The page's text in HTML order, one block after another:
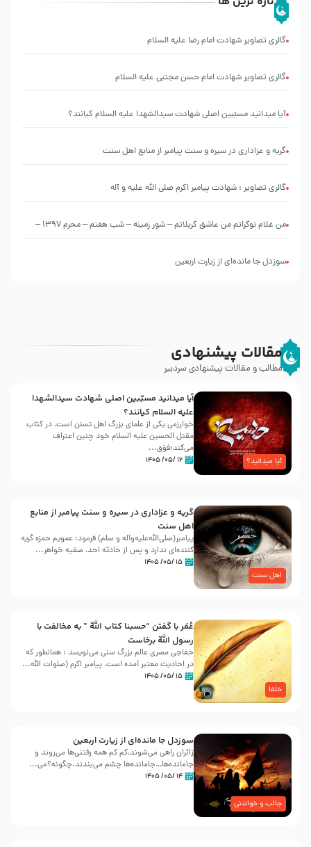
گالری تصاویر شهادت امام رضا علیه السلام
گالری تصاویر شهادت امام حسن مجتبی علیه السلام
آیا میدانید مسبّبین اصلی شهادت سیدالشهدا علیه ‌السلام کیانند؟
گریه و عزاداری در سیره و سنت پیامبر از منابع اهل سنت
گالری تصاویر : شهادت پیامبر اکرم صلی الله علیه و آله
من غلام نوکراتم من عاشق کربلاتم – شور زمینه – شب هفتم – محرم 1397 –
سوزدل جا مانده‌ای از زیارت اربعین
مقالات پیشنهادی
مطالب و مقالات پیشنهادی سردبیر
آیا میدانید؟
آیا میدانید مسبّبین اصلی شهادت سیدالشهدا
علیه ‌السلام کیانند؟
خوارزمی یکی از علمای بزرگ اهل تسنن است، در کتاب
مقتل الحسین علیه ‌السلام خود چنین اعتراف
می‌کند:فوَق...
۱۶ /۰۵/ ۱۴۰۵
اهل سنت
گریه و عزاداری در سیره و سنت پیامبر از منابع
اهل سنت
پیامبر(صلی‌الله‌علیه‌وآله و سلم) فرمود: عمویم حمزه گریه
کننده‌ای ندارد و پس از حادثه احد، صفیه خواهر...
۱۵ /۰۵/ ۱۴۰۵
خلفا
عُمَر با گفتن “حسبنا كتاب اللّه ” به مخالفت با
رسول اللّه برخاست
خفاجی مصری عالم بزرگ سنی می‌نویسد : همانطور که
در احادیث معتبر آمده است، پیامبر اکرم (صلوات اللّه...
۱۵ /۰۵/ ۱۴۰۵
جالب و خواندنی
سوزدل جا مانده‌ای از زیارت اربعین
زائران راهی می‌شوند،کم‌ کم همه رفتنی‌ها می‌روند و
جامانده‌ها…جامانده‌ها چشم می‌بندند.چگونه؟می‌...
۱۴ /۰۵/ ۱۴۰۵